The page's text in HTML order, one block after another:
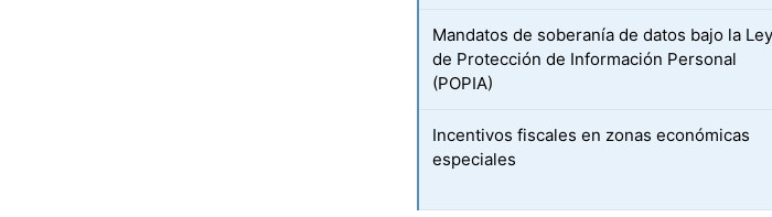
Mandatos de soberanía de datos bajo la Ley
de Protección de Información Personal
(POPIA)
Incentivos fiscales en zonas económicas
especiales